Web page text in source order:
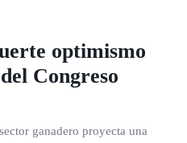
optimismo
Congreso
ganadero proyecta una